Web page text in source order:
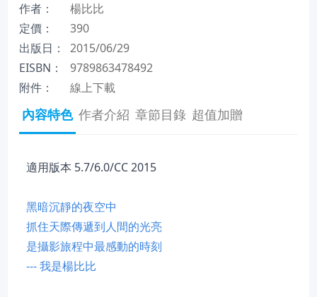
作者：
楊比比
定價：
390
出版日：
2015/06/29
EISBN：
9789863478492
附件：
線上下載
內容特色 作者介紹 章節目錄 超值加贈
適用版本 5.7/6.0/CC 2015
黑暗沉靜的夜空中
抓住天際傳遞到人間的光亮
是攝影旅程中最感動的時刻
--- 我是楊比比